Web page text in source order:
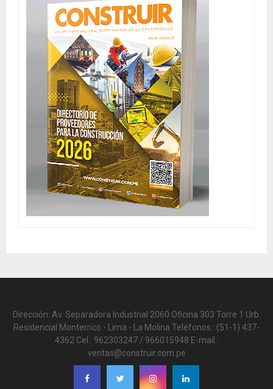
Dirección: Av. Separadora Industrial 2060 Oficina 303 Torre 1 Urb.
Residencial Monterrico - Lima - La Molina Teléfonos.: (51-1) 437-
4362 Cel.: 962303247 / 966015948 E-mail.:
ventas@construir.com.pe